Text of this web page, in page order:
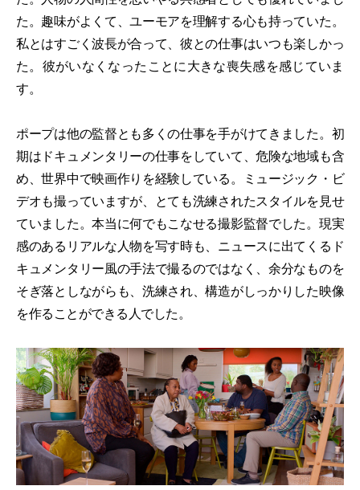
た。趣味がよくて、ユーモアを理解する心も持っていた。
私とはすごく波長が合って、彼との仕事はいつも楽しかっ
た。彼がいなくなったことに大きな喪失感を感じていま
す。
ポープは他の監督とも多くの仕事を手がけてきました。初
期はドキュメンタリーの仕事をしていて、危険な地域も含
め、世界中で映画作りを経験している。ミュージック・ビ
デオも撮っていますが、とても洗練されたスタイルを見せ
ていました。本当に何でもこなせる撮影監督でした。現実
感のあるリアルな人物を写す時も、ニュースに出てくるド
キュメンタリー風の手法で撮るのではなく、余分なものを
そぎ落としながらも、洗練され、構造がしっかりした映像
を作ることができる人でした。